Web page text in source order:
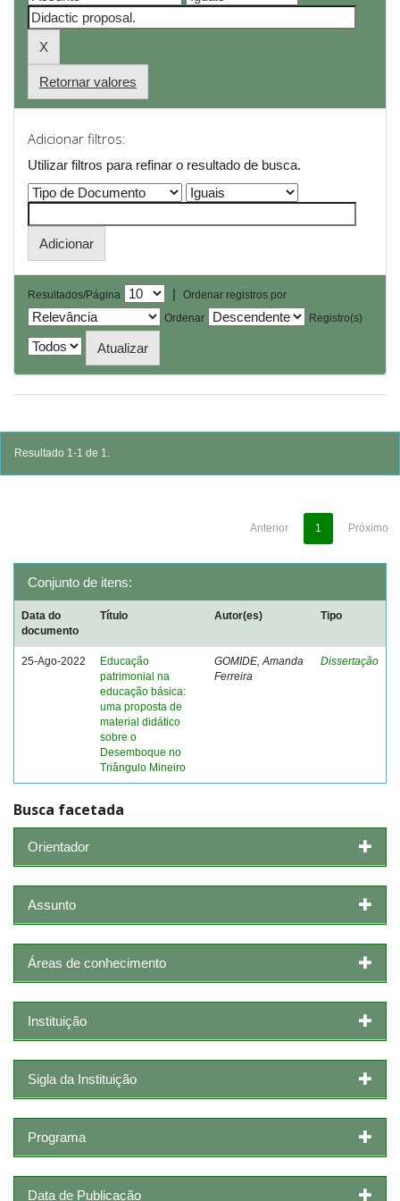
Retornar valores
Adicionar filtros:
Utilizar filtros para refinar o resultado de busca.
Resultados/Página |
Ordenar registros por
Ordenar
Registro(s)
Resultado 1-1 de 1.
Anterior 1 Próximo
Conjunto de itens:
Data do
documento
Título Autor(es) Tipo
25-Ago-2022
Educação
patrimonial na
educação básica:
uma proposta de
material didático
sobre o
Desemboque no
Triângulo Mineiro
GOMIDE, Amanda
Ferreira
Dissertação
Busca facetada
Orientador
Assunto
Áreas de conhecimento
Instituição
Sigla da Instituição
Programa
Data de Publicação